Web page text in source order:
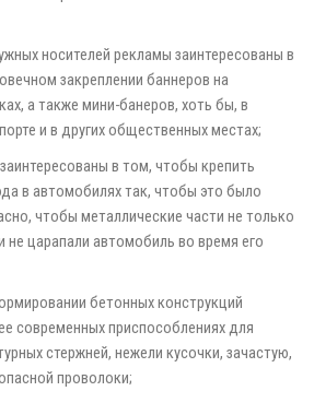
носителей рекламы заинтересованы в
закреплении баннеров на
а также мини-банеров, хоть бы, в
и в других общественных местах;
в том, чтобы крепить
в автомобилях так, чтобы это было
чтобы металлические части не только
не царапали автомобиль во время его
бетонных конструкций
современных приспособлениях для
стержней, нежели кусочки, зачастую,
проволоки;